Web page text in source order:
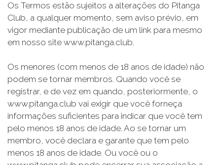
Os Termos estão sujeitos a alterações do Pitanga
Club, a qualquer momento, sem aviso prévio, em
vigor mediante publicação de um link para mesmo
em nosso site www.pitanga.club.
Os menores (com menos de 18 anos de idade) não
podem se tornar membros. Quando você se
registrar, e de vez em quando, posteriormente, o
www.pitanga.club vai exigir que você forneça
informações suficientes para indicar que você tem
pelo menos 18 anos de idade. Ao se tornar um
membro, você declara e garante que tem pelo
menos 18 anos de idade. Ou você ou o